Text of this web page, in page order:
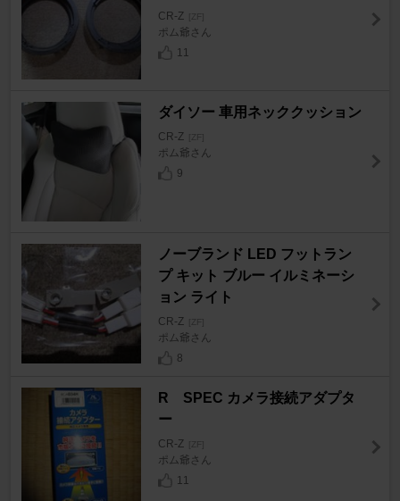
CR-Z [ZF]
ポム爺さん
11
ダイソー 車用ネッククッション
CR-Z [ZF]
ポム爺さん
9
ノーブランド LED フットラン
プ キット ブルー イルミネーシ
ョン ライト
CR-Z [ZF]
ポム爺さん
8
R SPEC カメラ接続アダプタ
ー
CR-Z [ZF]
ポム爺さん
11